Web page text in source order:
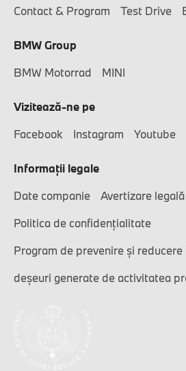
Contact & Program
Test Drive
BMW Group
BMW Motorrad
MINI
Vizitează-ne pe
Facebook
Instagram Youtube
Informaţii legale
Date companie
Avertizare legală
Politica de confidențialitate
Program de prevenire și
deșeuri generate de activitatea